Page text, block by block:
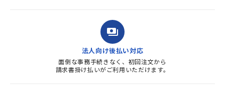
payments
法人向け後払い対応
面倒な事務手続きなく、初回注文から
請求書掛け払いがご利用いただけます。